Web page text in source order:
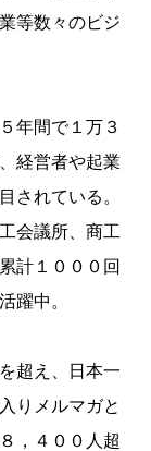
等数々のビジ
年間で１万３
経営者や起業
されている。
会議所、商工
計１０００回
躍中。
超え、日本一
りメルマガと
，４００人超